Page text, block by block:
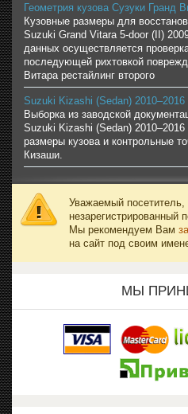
Геометрия кузова Сузуки Гранд
Кузовные размеры для
Suzuki Grand Vitara 5-door (II)
данных осуществляется
последующей рихтовкой
Витара рестайлинг второго
Suzuki Kizashi (Sedan) 2010–2016
Выборка из заводской
Suzuki Kizashi (Sedan)
размеры кузова и контрольные
Кизаши.
Уважаемый
незарегистрированный
Мы рекомендуем Вам
на сайт под своим
МЫ